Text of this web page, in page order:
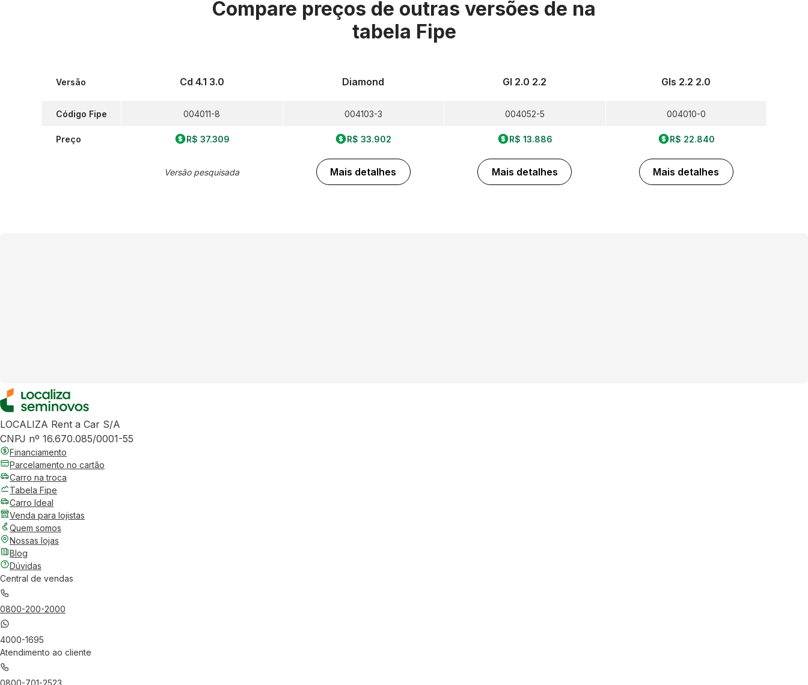
Compare preços de outras versões de na
tabela Fipe
Versão
Código Fipe
Preço
Cd 4.1 3.0
004011-8
R$ 37.309
Versão pesquisada
Diamond
004103-3
R$ 33.902
Mais detalhes
Gl 2.0 2.2
004052-5
R$ 13.886
Mais detalhes
Gls 2.2 2.0
004010-0
R$ 22.840
Mais detalhes
LOCALIZA Rent a Car S/A
CNPJ nº 16.670.085/0001-55
Financiamento
Parcelamento no cartão
Carro na troca
Tabela Fipe
Carro Ideal
Venda para lojistas
Quem somos
Nossas lojas
Blog
Dúvidas
Central de vendas
0800-200-2000
4000-1695
Atendimento ao cliente
0800-701-2523